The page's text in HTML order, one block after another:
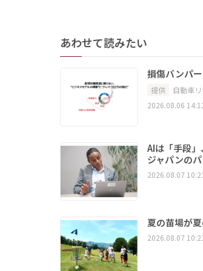
あわせて読みたい
損傷バンパ
提供
自動車
2026.08.06
AIは「手段
ジャパンの
2026.08.07
夏の苗場が
2026.08.07